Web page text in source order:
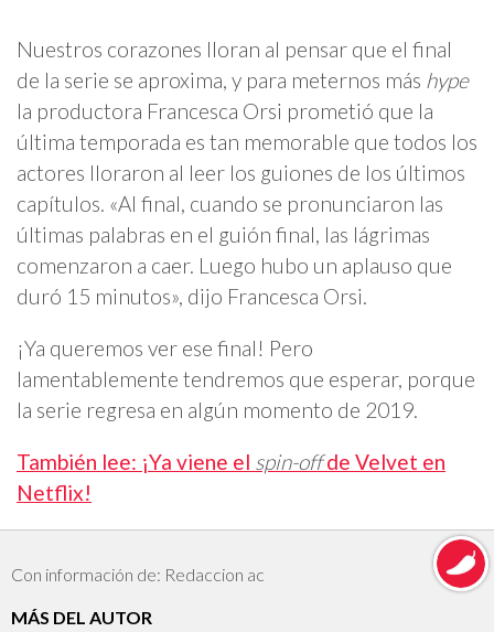
Nuestros corazones lloran al pensar que el final
de la serie se aproxima, y para meternos más hype
la productora Francesca Orsi prometió que la
última temporada es tan memorable que todos los
actores lloraron al leer los guiones de los últimos
capítulos. «Al final, cuando se pronunciaron las
últimas palabras en el guión final, las lágrimas
comenzaron a caer. Luego hubo un aplauso que
duró 15 minutos», dijo Francesca Orsi.
¡Ya queremos ver ese final! Pero
lamentablemente tendremos que esperar, porque
la serie regresa en algún momento de 2019.
También lee: ¡Ya viene el spin-offde Velvet en
Netflix!
Con información de: Redaccion ac
MÁS DEL AUTOR